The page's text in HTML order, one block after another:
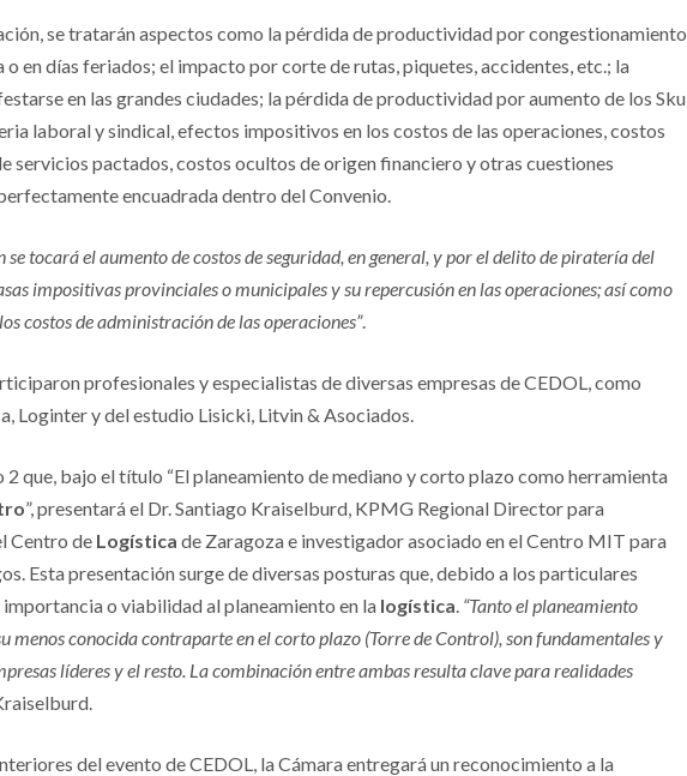
se tratarán aspectos como la pérdida de productividad por congestionamiento
en días feriados; el impacto por corte de rutas, piquetes, accidentes, etc.; la
en las grandes ciudades; la pérdida de productividad por aumento de los Sku
laboral y sindical, efectos impositivos en los costos de las operaciones, costos
servicios pactados, costos ocultos de origen financiero y otras cuestiones
encuadrada dentro del Convenio.
se tocará el aumento de costos de seguridad, en general, y por el delito de piratería del
impositivas provinciales o municipales y su repercusión en las operaciones; así como
costos de administración de las operaciones”.
profesionales y especialistas de diversas empresas de CEDOL, como
Loginter y del estudio Lisicki, Litvin & Asociados.
que, bajo el título “El planeamiento de mediano y corto plazo como herramienta
”, presentará el Dr. Santiago Kraiselburd, KPMG Regional Director para
Centro de Logística de Zaragoza e investigador asociado en el Centro MIT para
Esta presentación surge de diversas posturas que, debido a los particulares
o viabilidad al planeamiento en la logística “Tanto el planeamiento
menos conocida contraparte en el corto plazo (Torre de Control), son fundamentales y
líderes y el resto. La combinación entre ambas resulta clave para realidades
del evento de CEDOL, la Cámara entregará un reconocimiento a la